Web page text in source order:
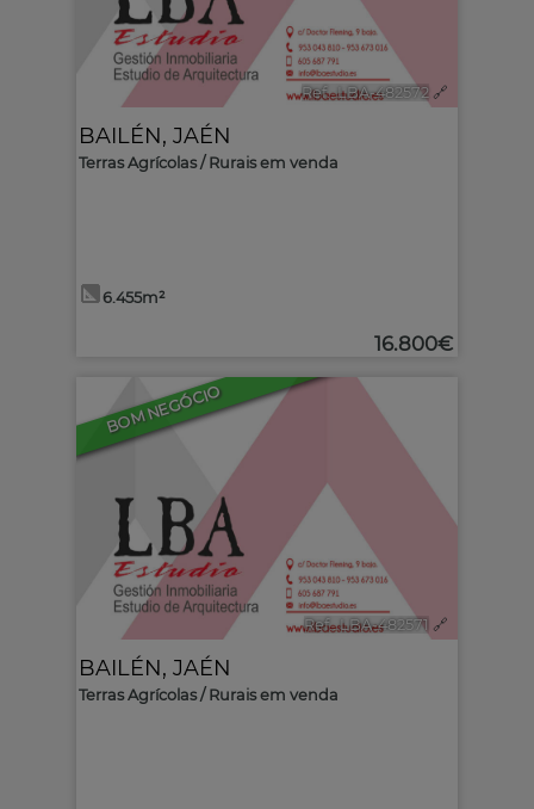
Ref.. LBA-482572 🔗
BAILÉN, JAÉN
Terras Agrícolas / Rurais em venda
6.455m²
16.800€
BOM NEGÓCIO
Ref.. LBA-482571 🔗
BAILÉN, JAÉN
Terras Agrícolas / Rurais em venda